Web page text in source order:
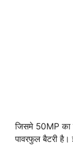
जिसमे 50MP का
पावरफुल बैटरी